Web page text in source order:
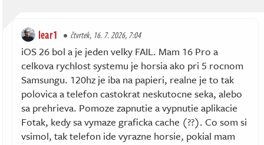
lear1 čtvrtek, 16. 7. 2026, 7:04
iOS 26 bol a je jeden velky FAIL. Mam 16 Pro a
celkova rychlost systemu je horsia ako pri 5 rocnom
Samsungu. 120hz je iba na papieri, realne je to tak
polovica a telefon castokrat neskutocne seka, alebo
sa prehrieva. Pomoze zapnutie a vypnutie aplikacie
Fotak, kedy sa vymaze graficka cache (??). Co som si
vsimol, tak telefon ide vyrazne horsie, pokial mam